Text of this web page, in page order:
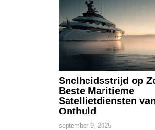
Snelheidsstrijd op
Beste Maritieme
Satellietdiensten
Onthuld
september 9, 2025